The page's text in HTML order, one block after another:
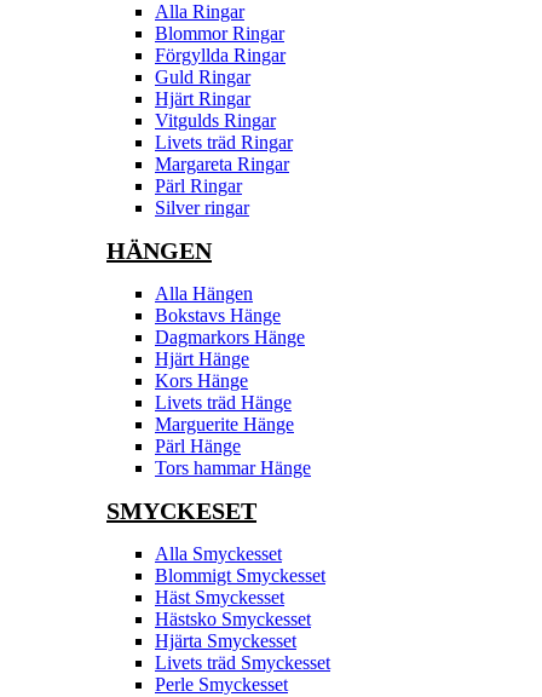
Alla Ringar
Blommor Ringar
Förgyllda Ringar
Guld Ringar
Hjärt Ringar
Vitgulds Ringar
Livets träd Ringar
Margareta Ringar
Pärl Ringar
Silver ringar
HÄNGEN
Alla Hängen
Bokstavs Hänge
Dagmarkors Hänge
Hjärt Hänge
Kors Hänge
Livets träd Hänge
Marguerite Hänge
Pärl Hänge
Tors hammar Hänge
SMYCKESET
Alla Smyckesset
Blommigt Smyckesset
Häst Smyckesset
Hästsko Smyckesset
Hjärta Smyckesset
Livets träd Smyckesset
Perle Smyckesset